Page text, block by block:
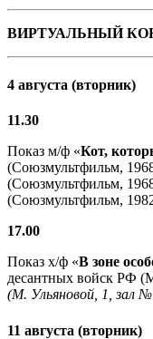
ВИРТУАЛЬНЫЙ
4 августа (вторник)
11.30
Показ м/ф «Кот,
(Союзмультфильм,
(Союзмультфильм,
(Союзмультфильм,
17.00
Показ х/ф «В зоне
десантных войск РФ
(М. Ульяновой, 1, зал
11 августа (вторник)